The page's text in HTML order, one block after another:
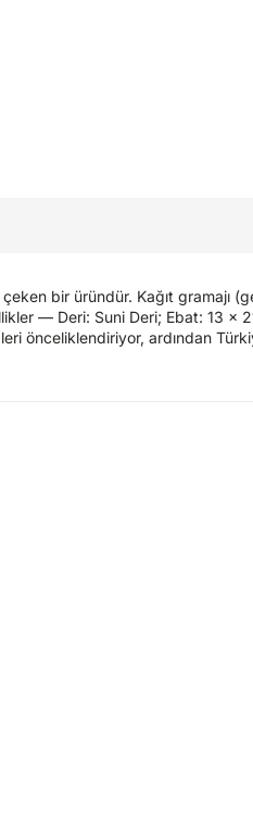
bir üründür. Kağıt gramajı
— Deri: Suni Deri; Ebat: 13 x
önceliklendiriyor, ardından